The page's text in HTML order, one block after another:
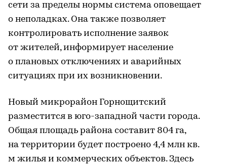
сети за пределы нормы система оповещает
о неполадках. Она также позволяет
контролировать исполнение заявок
от жителей, информирует население
о плановых отключениях и аварийных
ситуациях при их возникновении.
Новый микрорайон Горнощитский
разместится в юго-западной части города.
Общая площадь района составит 804 га,
на территории будет построено 4,4 млн кв.
м жилья и коммерческих объектов. Здесь